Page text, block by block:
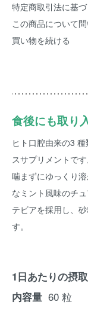
特定商取引法に基
この商品について
買い物を続ける
食後にも取り
ヒト口腔由来の3
スサプリメントです
噛まずにゆっくり
なミント風味のチ
テビアを採用し、
す。
1日あたりの摂
内容量 60 粒